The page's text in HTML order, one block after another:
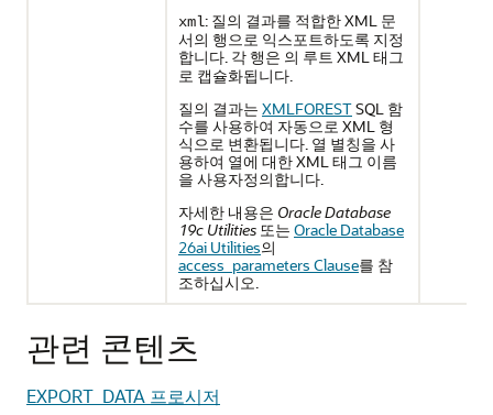
xml: 질의 결과를 적합한 XML 문
서의 행으로 익스포트하도록 지정
합니다. 각 행은 의 루트 XML 태그
로 캡슐화됩니다.
질의 결과는 XMLFORESTSQL 함
수를 사용하여 자동으로 XML 형
식으로 변환됩니다. 열 별칭을 사
용하여 열에 대한 XML 태그 이름
을 사용자정의합니다.
자세한 내용은 Oracle Database
19c Utilities 또는 Oracle Database
26ai Utilities의
access_parameters Clause를 참
조하십시오.
관련 콘텐츠
EXPORT_DATA 프로시저